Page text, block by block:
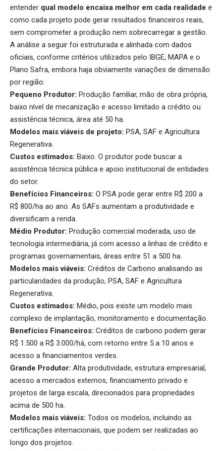
entender qual modelo encaixa melhor em cada realidade e
como cada projeto pode gerar resultados financeiros reais,
sem comprometer a produção nem sobrecarregar a gestão.
A análise a seguir foi estruturada e alinhada com dados
oficiais, conforme critérios utilizados pelo IBGE, MAPA e o
Plano Safra, embora haja obviamente variações de dimensão
por região:
Pequeno Produtor: Produção familiar, mão de obra própria,
baixo nível de mecanização e acesso limitado a crédito ou
assistência técnica, área até 50 ha.
Modelos mais viáveis de projeto: PSA, SAF e Agricultura
Regenerativa.
Custos estimados: Baixo. O produtor pode buscar a
assistência técnica pública e apoio institucional de entidades
do setor.
Benefícios Financeiros: O PSA pode gerar entre R$ 200 a
R$ 800/ha ao ano. As SAFs aumentam a produtividade e
diversificam a renda.
Médio Produtor: Produção comercial moderada, uso de
tecnologia intermediária, já com acesso a linhas de crédito e
programas governamentais, áreas entre 51 a 500 ha.
Modelos mais viáveis: Créditos de Carbono analisando as
particularidades da produção, PSA, SAF e Agricultura
Regenerativa.
Custos estimados: Médio, pois existe um modelo mais
complexo de implantação, monitoramento e documentação.
Benefícios Financeiros: Créditos de carbono podem gerar
R$ 1.500 a R$ 3.000/há, com retorno entre 5 a 10 anos e
acesso a financiamentos verdes.
Grande Produtor: Alta produtividade, estrutura empresarial,
acesso a mercados externos, financiamento privado e
projetos de larga escala, direcionados para propriedades
acima de 500 ha.
Modelos mais viáveis: Todos os modelos, incluindo as
certificações internacionais, que podem ser realizadas ao
longo dos projetos.